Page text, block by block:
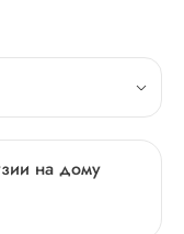
на дому